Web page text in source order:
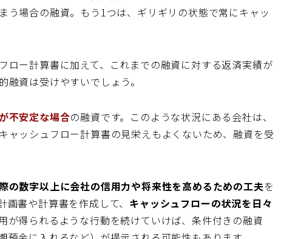
う場合の融資。もう1つは、ギリギリの状態で常にキャッ
ロー計算書に加えて、これまでの融資に対する返済実績が
資は受けやすいでしょう。
不安定な場合の融資です。このような状況にある会社は、
ャッシュフロー計算書の見栄えもよくないため、融資を受
の数字以上に会社の信用力や将来性を高めるための工夫を
書や計算書を作成して、 キャッシュフローの状況を日々
が得られるような行動を続けていけば、条件付きの融資